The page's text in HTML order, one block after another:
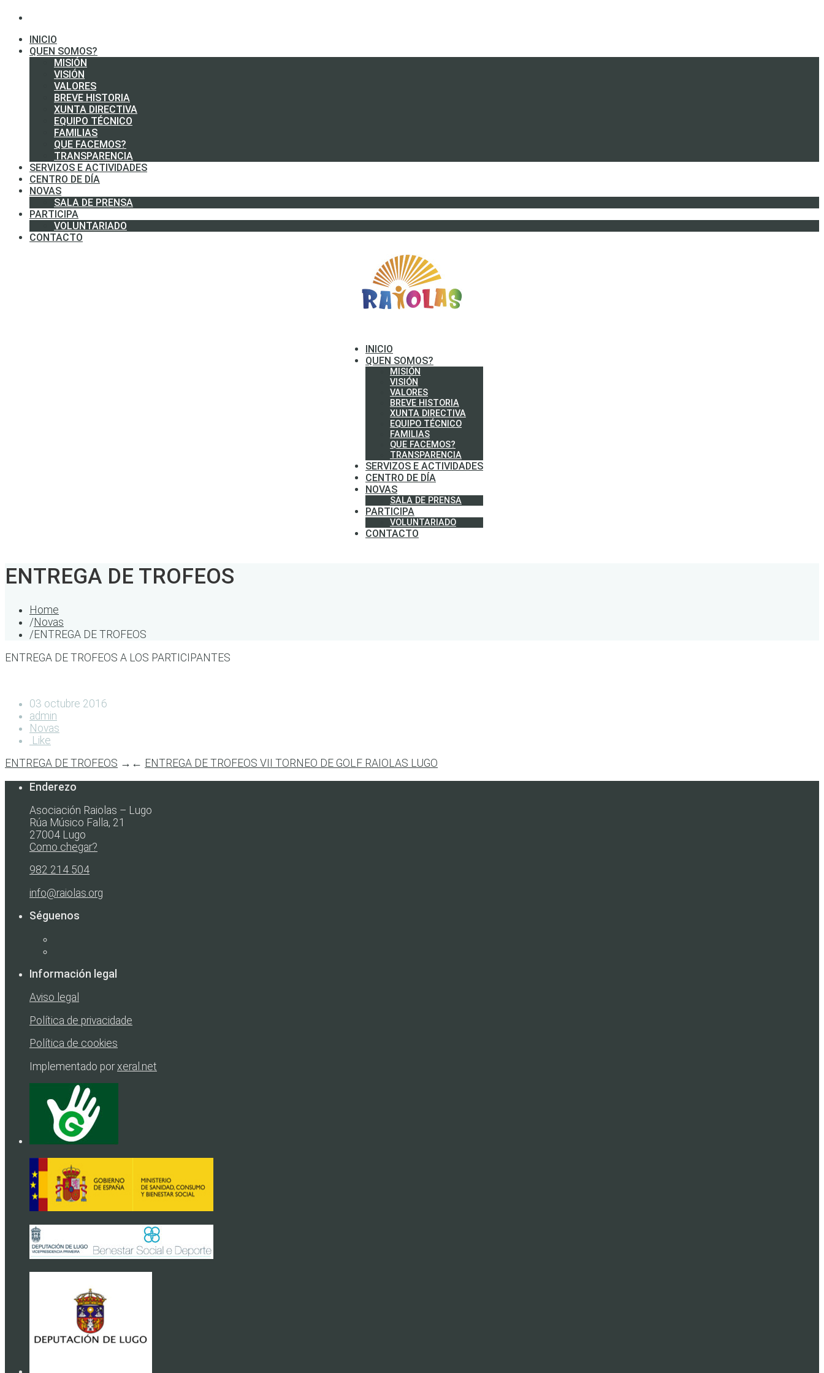
INICIO
QUEN SOMOS?
MISIÓN
VISIÓN
VALORES
BREVE HISTORIA
XUNTA DIRECTIVA
EQUIPO TÉCNICO
FAMILIAS
QUE FACEMOS?
TRANSPARENCIA
SERVIZOS E ACTIVIDADES
CENTRO DE DÍA
NOVAS
SALA DE PRENSA
PARTICIPA
VOLUNTARIADO
CONTACTO
INICIO
QUEN SOMOS?
MISIÓN
VISIÓN
VALORES
BREVE HISTORIA
XUNTA DIRECTIVA
EQUIPO TÉCNICO
FAMILIAS
QUE FACEMOS?
TRANSPARENCIA
SERVIZOS E ACTIVIDADES
CENTRO DE DÍA
NOVAS
SALA DE PRENSA
PARTICIPA
VOLUNTARIADO
CONTACTO
ENTREGA DE TROFEOS
Home
/Novas
/ENTREGA DE TROFEOS
ENTREGA DE TROFEOS A LOS PARTICIPANTES
03 octubre 2016
admin
Novas
Like
ENTREGA DE TROFEOS → ← ENTREGA DE TROFEOS VII TORNEO DE GOLF RAIOLAS LUGO
Enderezo
Asociación Raiolas – Lugo
Rúa Músico Falla, 21
27004 Lugo
Como chegar?
982 214 504
info@raiolas.org
Séguenos
Información legal
Aviso legal
Política de privacidade
Política de cookies
Implementado porxeral.net